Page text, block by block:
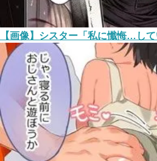
【画像】シスター「私に懺悔…し